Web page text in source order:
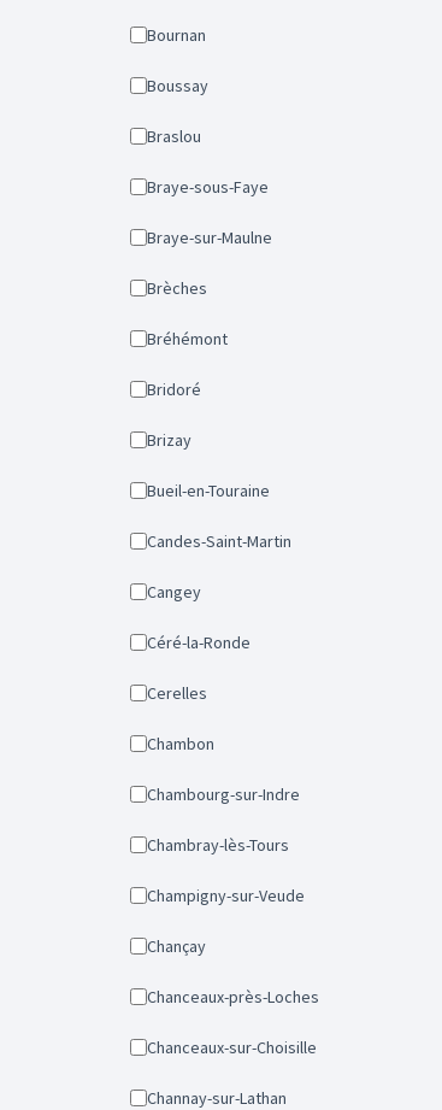
Bournan
Boussay
Braslou
Braye-sous-Faye
Braye-sur-Maulne
Brèches
Bréhémont
Bridoré
Brizay
Bueil-en-Touraine
Candes-Saint-Martin
Cangey
Céré-la-Ronde
Cerelles
Chambon
Chambourg-sur-Indre
Chambray-lès-Tours
Champigny-sur-Veude
Chançay
Chanceaux-près-Loches
Chanceaux-sur-Choisille
Channay-sur-Lathan